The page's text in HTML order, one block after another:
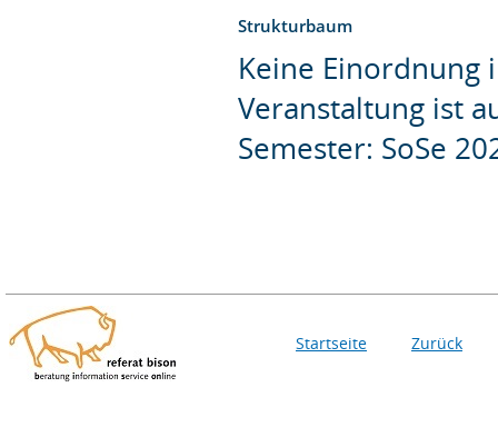
Strukturbaum
Keine Einordnung
Veranstaltung ist
Semester: SoSe
Startseite Zurück